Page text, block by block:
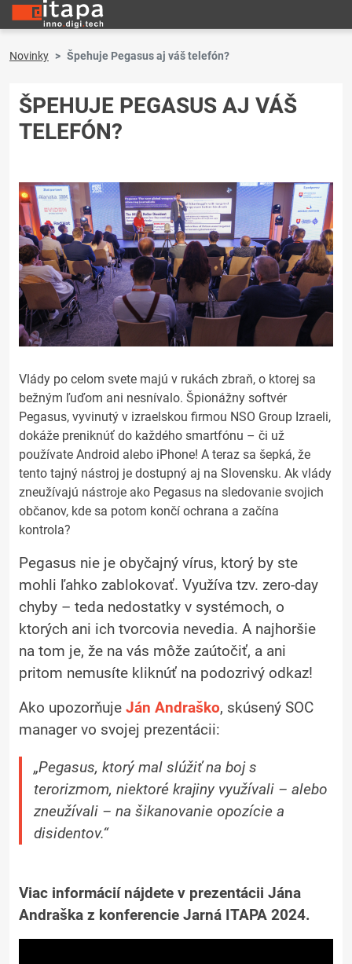
Novinky Špehuje Pegasus aj váš telefón?
ŠPEHUJE PEGASUS AJ VÁŠ
TELEFÓN?
Vlády po celom svete majú v rukách zbraň, o ktorej sa
bežným ľuďom ani nesnívalo. Špionážny softvér
Pegasus, vyvinutý v izraelskou firmou NSO Group Izraeli,
dokáže preniknúť do každého smartfónu – či už
používate Android alebo iPhone! A teraz sa šepká, že
tento tajný nástroj je dostupný aj na Slovensku. Ak vlády
zneužívajú nástroje ako Pegasus na sledovanie svojich
občanov, kde sa potom končí ochrana a začína
kontrola?
Pegasus nie je obyčajný vírus, ktorý by ste
mohli ľahko zablokovať. Využíva tzv. zero-day
chyby – teda nedostatky v systémoch, o
ktorých ani ich tvorcovia nevedia. A najhoršie
na tom je, že na vás môže zaútočiť, a ani
pritom nemusíte kliknúť na podozrivý odkaz!
Ako upozorňuje Ján Andraško, skúsený SOC
manager vo svojej prezentácii:
„Pegasus, ktorý mal slúžiť na boj s
terorizmom, niektoré krajiny využívali – alebo
zneužívali – na šikanovanie opozície a
disidentov.“
Viac informácií nájdete v prezentácii Jána
Andraška z konferencie Jarná ITAPA 2024.